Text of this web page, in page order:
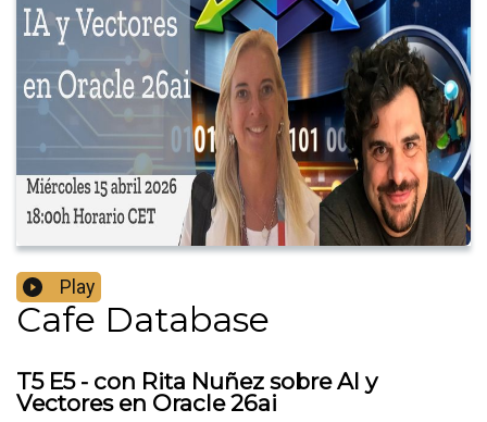
Play
Cafe Database
T5 E5 - con Rita Nuñez sobre AI y
Vectores en Oracle 26ai